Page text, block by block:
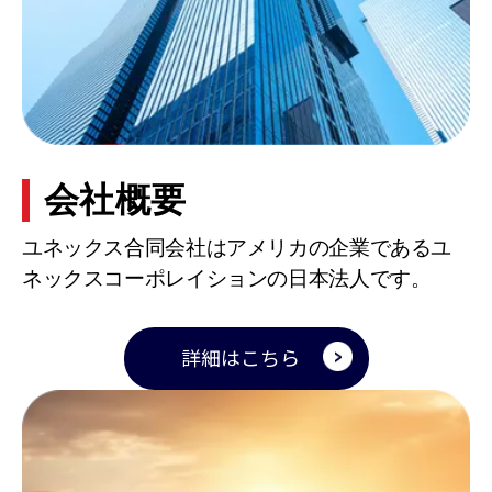
会社概要
ユネックス合同会社はアメリカの企業であるユ
ネックスコーポレイションの日本法人です。
詳細はこちら